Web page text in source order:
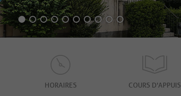
HORAIRES COURS D'APPUIS